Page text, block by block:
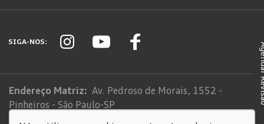
SIGA-NOS:
Endereço Matriz: Av. Pedroso de Morais, 1552 -
Pinheiros - São Paulo-SP